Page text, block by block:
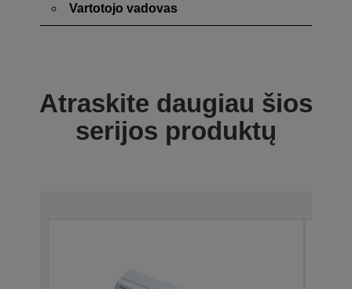
Vartotojo vadovas
Atraskite daugiau šios
serijos produktų